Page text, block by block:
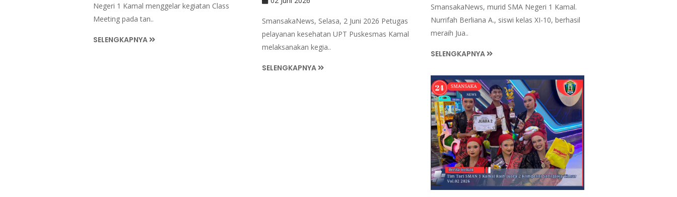
Negeri 1 Kamal menggelar kegiatan Class
Meeting pada tan..
SELENGKAPNYA
SmansakaNews, Selasa, 2 Juni 2026 Petugas
pelayanan kesehatan UPT Puskesmas Kamal
melaksanakan kegia..
SELENGKAPNYA
SmansakaNews, murid SMA Negeri 1 Kamal.
Nurrifah Berliana A., siswi kelas XI-10, berhasil
meraih Jua..
SELENGKAPNYA